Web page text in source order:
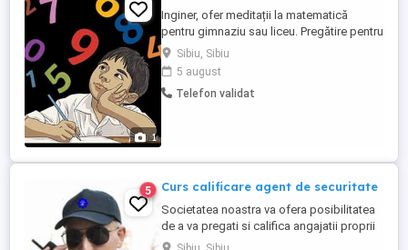
1
Inginer, ofer meditații la matematică
pentru gimnaziu sau liceu. Pregătire pentru
Evaluarea Națională, Bacalaureat, admitere
la facultate, online sau la domiciliul meu.
Sibiu, Sibiu
5 august
Telefon validat
5 Curs calificare agent de securitate
Societatea noastra va ofera posibilitatea
de a va pregati si califica angajatii proprii
in ocupatia agent de securitate, garda de